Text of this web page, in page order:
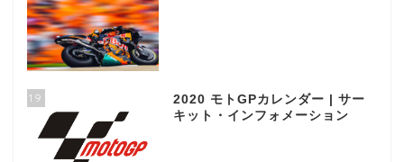
19
2020 モトGPカレンダー | サー
キット・インフォメーション